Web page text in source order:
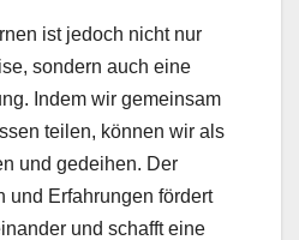
ist jedoch nicht nur
sondern auch eine
Indem wir gemeinsam
teilen, können wir als
und gedeihen. Der
und Erfahrungen fördert
und schafft eine